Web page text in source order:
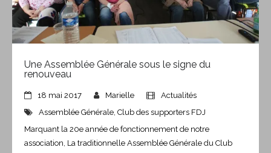
Une Assemblée Générale sous le signe du
renouveau
18 mai 2017 Marielle
Actualités
Assemblée Générale, Club des supporters FDJ
Marquant la 20e année de fonctionnement de notre
association, La traditionnelle Assemblée Générale du Club